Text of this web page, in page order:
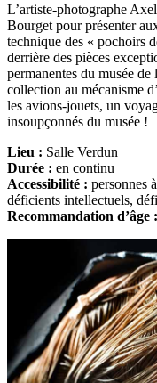
L’artiste-photographe
Bourget pour présenter
technique des « pochoirs
derrière des pièces
permanentes du musée
collection au mécanisme
les avions-jouets, un
insoupçonnés du musée !
Lieu : Salle Verdun
Durée : en continu
Accessibilité : personnes
déficients intellectuels,
Recommandation d’âge :